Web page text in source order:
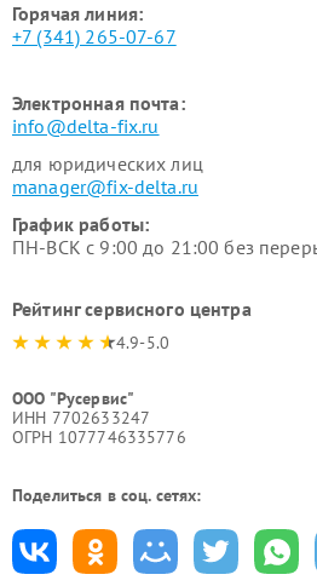
Горячая линия:
+7 (341) 265-07-67
Электронная почта:
info@delta-fix.ru
для юридических лиц
manager@fix-delta.ru
График работы:
ПН-ВСК с 9:00 до 21:00 без
Рейтинг сервисного центра
4.9-5.0
ООО "Русервис"
ИНН 7702633247
ОГРН 1077746335776
Поделиться в соц. сетях: